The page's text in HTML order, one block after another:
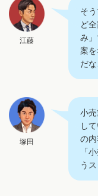
江藤
そ
ど
み
案
だ
塚田
小
し
の内
「
う